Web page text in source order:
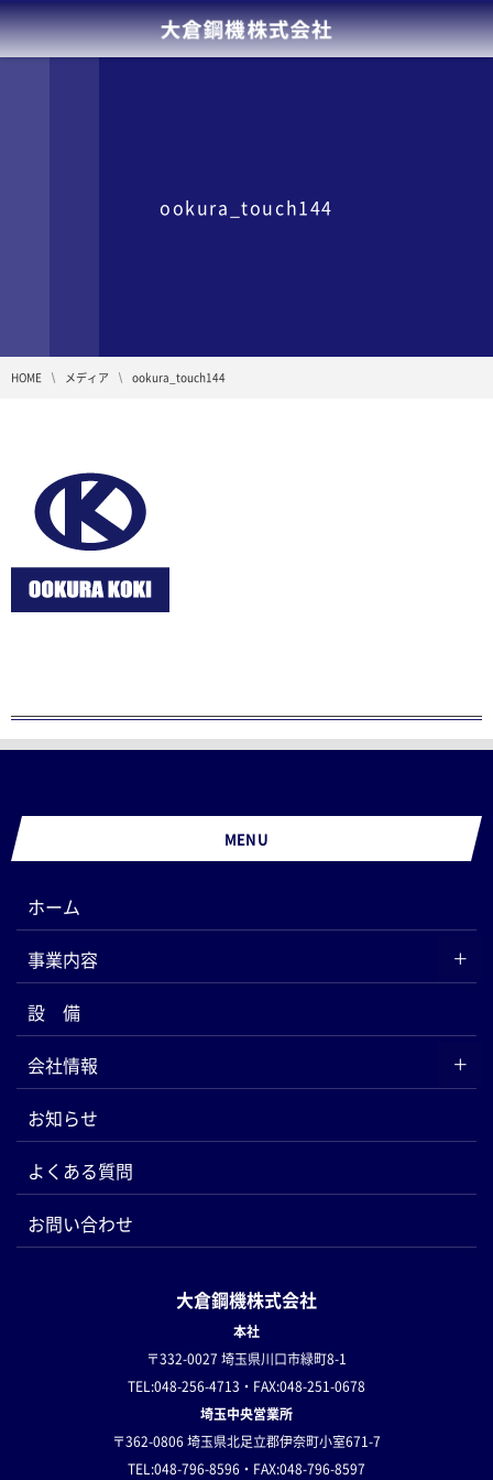
ookura_touch144
HOME メディア ookura_touch144
MENU
ホーム
事業内容
設 備
会社情報
お知らせ
よくある質問
お問い合わせ
大倉鋼機株式会社
本社
〒332-0027 埼玉県川口市緑町8-1
TEL:048-256-4713・FAX:048-251-0678
埼玉中央営業所
〒362-0806 埼玉県北足立郡伊奈町小室671-7
TEL:048-796-8596・FAX:048-796-8597